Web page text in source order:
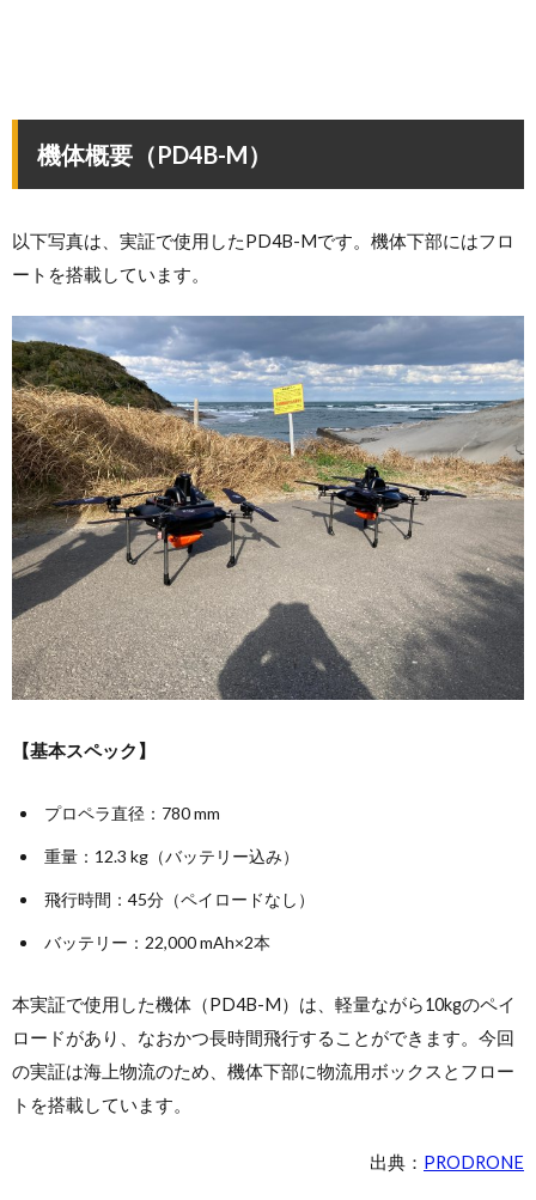
機体概要（PD4B-M）
以下写真は、実証で使用したPD4B-Mです。機体下部にはフロ
ートを搭載しています。
【基本スペック】
プロペラ直径：780 mm
重量：12.3 kg（バッテリー込み）
飛行時間：45分（ペイロードなし）
バッテリー：22,000 mAh×2本
本実証で使用した機体（PD4B-M）は、軽量ながら10kgのペイ
ロードがあり、なおかつ長時間飛行することができます。今回
の実証は海上物流のため、機体下部に物流用ボックスとフロー
トを搭載しています。
出典： PRODRONE